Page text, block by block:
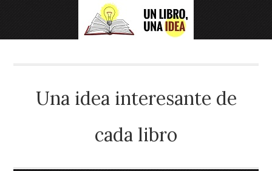
Una idea interesante de
cada libro